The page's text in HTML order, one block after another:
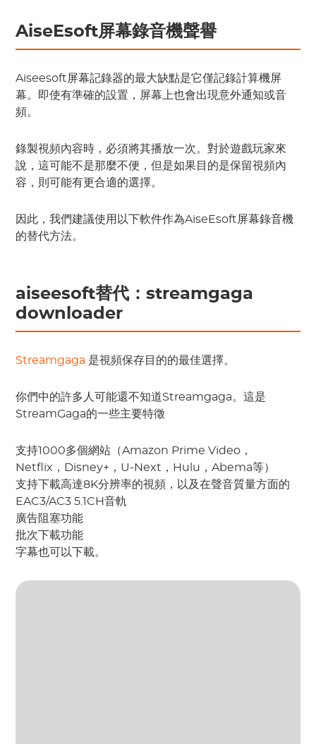
AiseEsoft屏幕錄音機聲譽
Aiseesoft屏幕記錄器的最大缺點是它僅記錄計算機屏
幕。即使有準確的設置，屏幕上也會出現意外通知或音
頻。
錄製視頻內容時，必須將其播放一次。對於遊戲玩家來
說，這可能不是那麼不便，但是如果目的是保留視頻內
容，則可能有更合適的選擇。
因此，我們建議使用以下軟件作為AiseEsoft屏幕錄音機
的替代方法。
aiseesoft替代：streamgaga
downloader
Streamgaga 是視頻保存目的的最佳選擇。
你們中的許多人可能還不知道Streamgaga。這是
StreamGaga的一些主要特徵
支持1000多個網站（Amazon Prime Video，
Netflix，Disney+，U-Next，Hulu，Abema等）
支持下載高達8K分辨率的視頻，以及在聲音質量方面的
EAC3/AC3 5.1CH音軌
廣告阻塞功能
批次下載功能
字幕也可以下載。